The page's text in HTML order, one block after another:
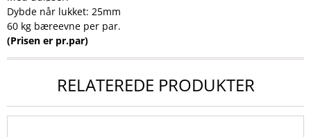
Dybde når lukket: 25mm
60 kg bæreevne per par.
(Prisen er pr.par)
RELATEREDE PRODUKTER